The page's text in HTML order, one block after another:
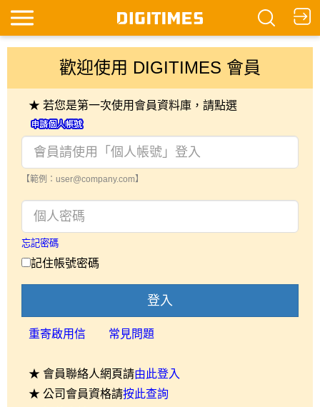
歡迎使用 DIGITIMES 會員
★ 若您是第一次使用會員資料庫，請點選
【範例：user@company.com】
忘記密碼
記住帳號密碼
登入
重寄啟用信 常見問題
★ 會員聯絡人網頁請由此登入
★ 公司會員資格請按此查詢